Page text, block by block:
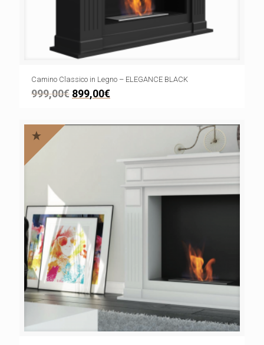
Camino Classico in Legno – ELEGANCE BLACK
999,00€ 899,00€